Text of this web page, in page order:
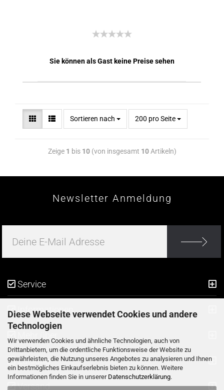
Diese Webseite verwendet Cookies und andere
Technologien
Wir verwenden Cookies und ähnliche Technologien, auch von
Drittanbietern, um die ordentliche Funktionsweise der Website zu
gewährleisten, die Nutzung unseres Angebotes zu analysieren und Ihnen
ein bestmögliches Einkaufserlebnis bieten zu können. Weitere
Informationen finden Sie in unserer Datenschutzerklärung.
Sie können als Gast keine Preise sehen
Sortieren nach 200 pro Seite
Zeige 1 bis 10(von insgesamt 10Artikeln)
Newsletter Anmeldung
Service
Informationen
Zahlung
Versand